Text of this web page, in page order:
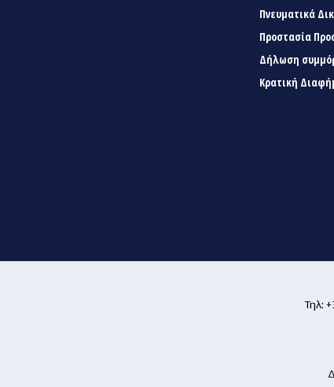
Πνευματικά
Προστασία
Δήλωση
Κρατική
Τηλ: